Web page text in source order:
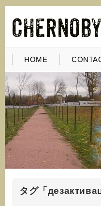
HOME
タグ「